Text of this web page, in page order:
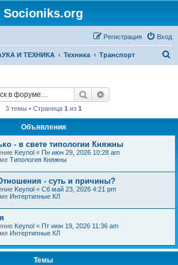
Socioniks.org
Вход
Регистрация
И ТЕХНИКА Техника Транспорт
Поиск
3 темы • Страница 1 из 1
Объявления
- в свете типологии Княжны
Keynol « Пн июн 29, 2026 10:28 am
Типология Княжны
- суть и причины?
Keynol « Сб май 23, 2026 4:21 pm
Интертипные КЛ
Keynol « Пт июн 19, 2026 11:36 am
Интертипные КЛ
Темы